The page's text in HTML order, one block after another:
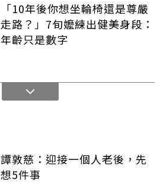
「10年後你想坐輪椅還是尊嚴
走路？」7旬嬤練出健美身段：
年齡只是數字
譚敦慈：迎接一個人老後，先
想5件事